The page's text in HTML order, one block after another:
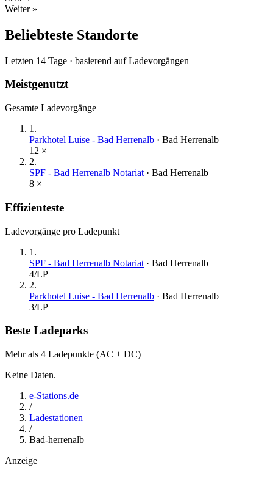
Weiter »
Beliebteste Standorte
Letzten 14 Tage · basierend auf Ladevorgängen
Meistgenutzt
Gesamte Ladevorgänge
1 .
Parkhotel Luise - Bad Herrenalb · Bad Herrenalb
12 ×
2.
SPF - Bad Herrenalb Notariat · Bad Herrenalb
8 ×
Effizienteste
Ladevorgänge pro Ladepunkt
1 .
SPF - Bad Herrenalb Notariat · Bad Herrenalb
4/LP
2.
Parkhotel Luise - Bad Herrenalb · Bad Herrenalb
3/LP
Beste Ladeparks
Mehr als 4 Ladepunkte (AC + DC)
Keine Daten.
e-Stations.de
/
Ladestationen
/
Bad-herrenalb
Anzeige